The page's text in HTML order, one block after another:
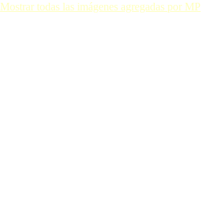
Mostrar todas las imágenes agregadas por MP